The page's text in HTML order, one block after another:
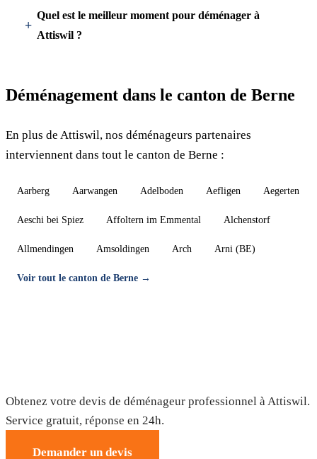
Quel est le meilleur moment pour déménager à
Attiswil ?
Déménagement dans le canton de Berne
En plus de Attiswil, nos déménageurs partenaires
interviennent dans tout le canton de Berne :
Aarberg Aarwangen Adelboden Aefligen Aegerten
Aeschi bei Spiez Affoltern im Emmental Alchenstorf
Allmendingen Amsoldingen Arch Arni (BE)
Voir tout le canton de Berne →
Obtenez votre devis de déménageur professionnel à Attiswil.
Service gratuit, réponse en 24h.
Demander un devis